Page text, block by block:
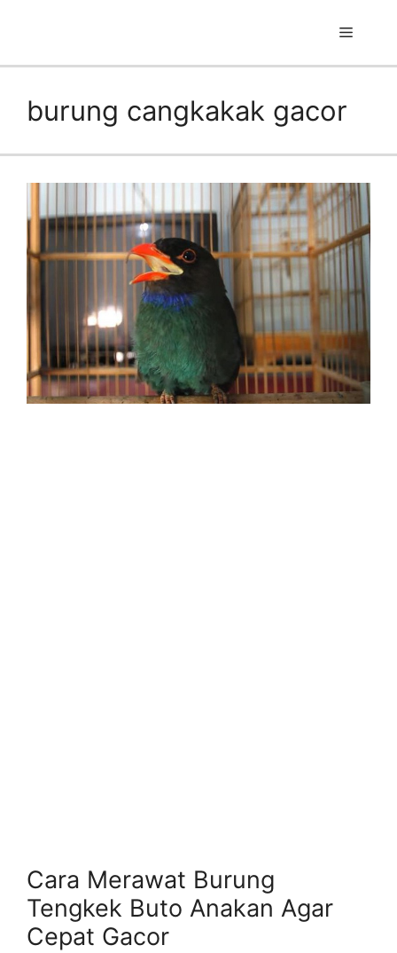
Menu
burung cangkakak gacor
Cara Merawat Burung
Tengkek Buto Anakan Agar
Cepat Gacor